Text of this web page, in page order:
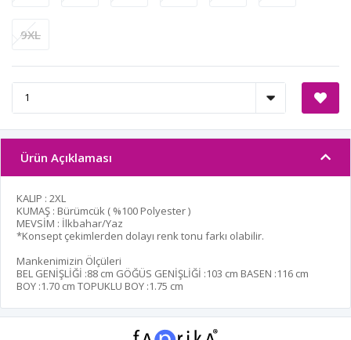
9XL
Ürün Açıklaması
KALIP : 2XL
KUMAŞ : Bürümcük ( %100 Polyester )
MEVSİM : İlkbahar/Yaz
*Konsept çekimlerden dolayı renk tonu farkı olabilir.
Mankenimizin Ölçüleri
BEL GENİŞLİĞİ :88 cm GÖĞÜS GENİŞLİĞİ :103 cm BASEN :116 cm
BOY :1.70 cm TOPUKLU BOY :1.75 cm